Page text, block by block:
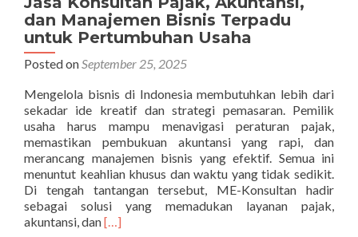
dan Manajemen Bisnis Terpadu
untuk Pertumbuhan Usaha
Posted onSeptember 25, 2025
Mengelola bisnis di Indonesia membutuhkan lebih dari
sekadar ide kreatif dan strategi pemasaran. Pemilik
usaha harus mampu menavigasi peraturan pajak,
memastikan pembukuan akuntansi yang rapi, dan
merancang manajemen bisnis yang efektif. Semua ini
menuntut keahlian khusus dan waktu yang tidak sedikit.
Di tengah tantangan tersebut, ME-Konsultan hadir
sebagai solusi yang memadukan layanan pajak,
akuntansi, danRead
[…]